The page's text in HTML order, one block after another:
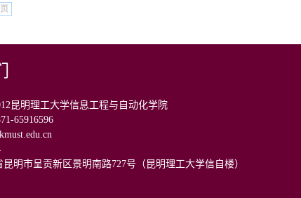
昆明理工大学信息工程与自动化学院
65916596
明市呈贡新区景明南路727号（昆明理工大学信自楼）